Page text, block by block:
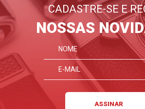
CADASTRE-SE E
NOSSAS